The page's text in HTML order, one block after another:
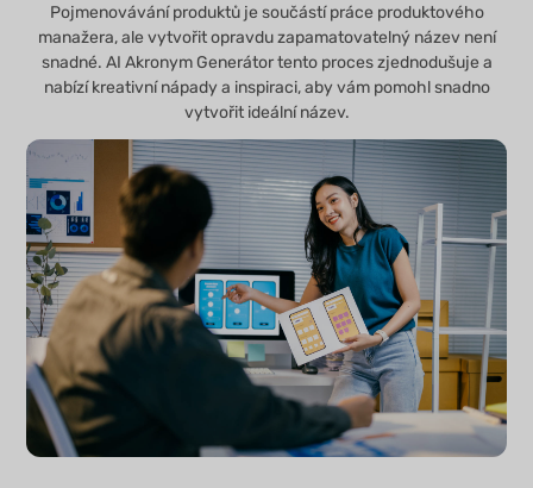
Pojmenovávání produktů je součástí práce produktového
manažera, ale vytvořit opravdu zapamatovatelný název není
snadné. AI Akronym Generátor tento proces zjednodušuje a
nabízí kreativní nápady a inspiraci, aby vám pomohl snadno
vytvořit ideální název.